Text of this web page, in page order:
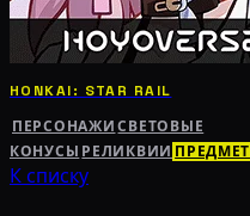
HONKAI: STAR RAIL
ПЕРСОНАЖИ СВЕТОВЫЕ
КОНУСЫ РЕЛИКВИИ
К списку